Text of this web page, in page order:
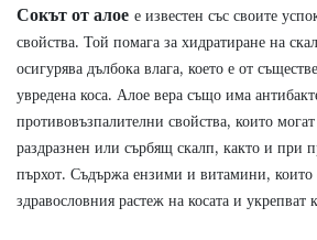
Сокът от алое е известен със своите
свойства. Той помага за хидратиране на
осигурява дълбока влага, което е от
увредена коса. Алое вера също има
противовъзпалителни свойства, които
раздразнен или сърбящ скалп, както и при
пърхот. Съдържа ензими и витамини, които
здравословния растеж на косата и укрепват